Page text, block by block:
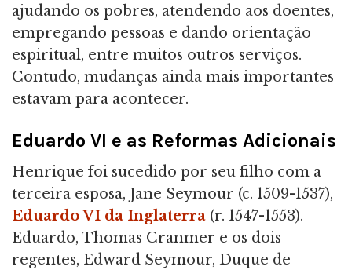
ajudando os pobres, atendendo aos doentes,
empregando pessoas e dando orientação
espiritual, entre muitos outros serviços.
Contudo, mudanças ainda mais importantes
estavam para acontecer.
Eduardo VI e as Reformas Adicionais
Henrique foi sucedido por seu filho com a
terceira esposa, Jane Seymour (c. 1509-1537),
Eduardo VI da Inglaterra (r. 1547-1553).
Eduardo, Thomas Cranmer e os dois
regentes, Edward Seymour, Duque de